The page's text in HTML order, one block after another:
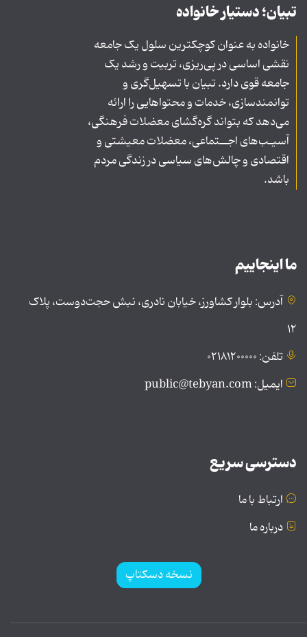
تبیان؛ دستیار خانواده
خانواده به عنوان کوچکترین سلول یک جامعه
نقشی اساسی در پی‌ریزی، تربیت و رشد یک
جامعه قوی دارد. تبیان با تسهیل‌گری و
توانمندسازی، خدمات و محتواهایی را ارائه
می‌دهد که بتواند گره‌گشای معضلات فرهنگی،
آسیـب‌های اجــتماعی، معضلات معیشتی و
اقتصادی و چالش‌های سیاسی در زندگی مردم
باشد.
ما اینجاییم
آدرس: بلوار کشاورز، خیابان نادری، نبش حجت‌دوست، پلاک
۱۲
تلفن: ۰۲۱۸۱۲۰۰۰۰۰
ایمیل: public@tebyan.com
دسترسی سریع
ارتباط با ما
درباره ما
نسخه دسکتاپ